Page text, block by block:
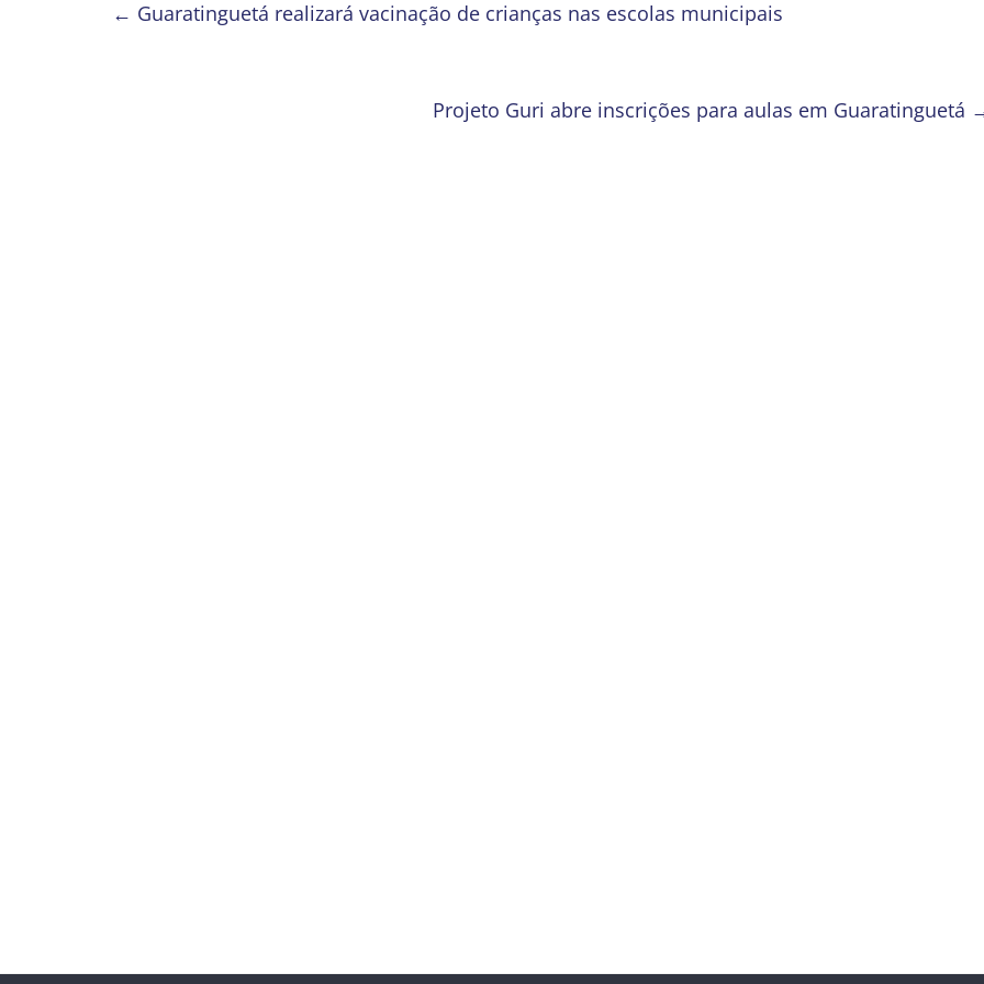
← Guaratinguetá realizará vacinação de crianças nas escolas municipais
Projeto Guri abre inscrições para aulas em Guaratinguetá